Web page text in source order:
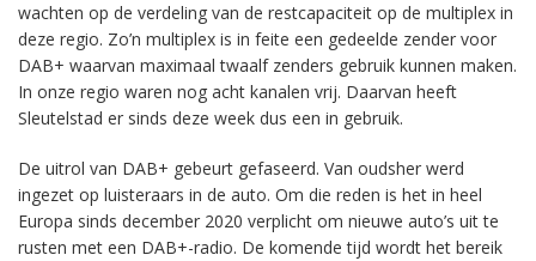
wachten op de verdeling van de restcapaciteit op de multiplex in
deze regio. Zo’n multiplex is in feite een gedeelde zender voor
DAB+ waarvan maximaal twaalf zenders gebruik kunnen maken.
In onze regio waren nog acht kanalen vrij. Daarvan heeft
Sleutelstad er sinds deze week dus een in gebruik.
De uitrol van DAB+ gebeurt gefaseerd. Van oudsher werd
ingezet op luisteraars in de auto. Om die reden is het in heel
Europa sinds december 2020 verplicht om nieuwe auto’s uit te
rusten met een DAB+-radio. De komende tijd wordt het bereik